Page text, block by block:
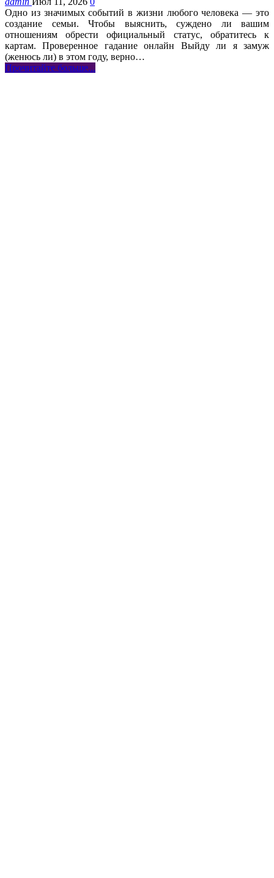
Одно из значимых событий в жизни любого человека — это
создание семьи. Чтобы выяснить, суждено ли вашим
отношениям обрести официальный статус, обратитесь к
картам. Проверенное гадание онлайн Выйду ли я замуж
(женюсь ли) в этом году, верно…
Прочитайте больше...